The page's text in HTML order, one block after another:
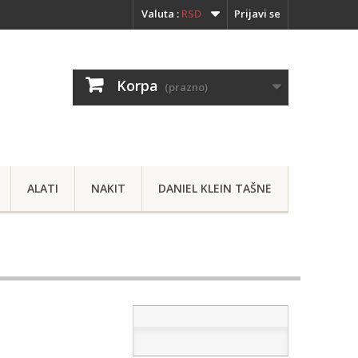
Prijavi se
Valuta : RSD
Korpa (prazno)
ALATI NAKIT DANIEL KLEIN TAŠNE